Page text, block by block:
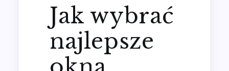
Jak wybrać
najlepsze